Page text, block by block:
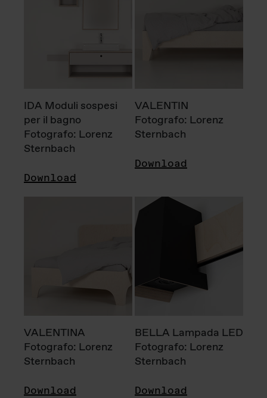
IDA Moduli sospesi
per il bagno
Fotografo: Lorenz
Sternbach
Download
VALENTIN
Fotografo: Lorenz
Sternbach
Download
VALENTINA
Fotografo: Lorenz
Sternbach
Download
BELLA Lampada LED
Fotografo: Lorenz
Sternbach
Download